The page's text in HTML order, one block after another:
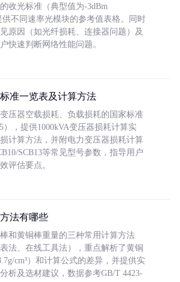
收光标准（典型值为-3dBm
供不同速率光模块的参考值表格。同时
原因（如光纤损耗、连接器问题）及
快速判断网络性能问题。
准一览表及计算方法
压器空载损耗、负载损耗的国家标准
），提供1000kVA变压器损耗计算实
计算方法，并附电力变压器损耗计算
SCB13等常见型号参数，指导用户
评估要点。
法有哪些
和黄铜棒重量的三种常用计算方法
法、在线工具法），重点解析了黄铜
cm³）和计算公式的差异，并提供实
析及选材建议，数据参考GB/T 4423-